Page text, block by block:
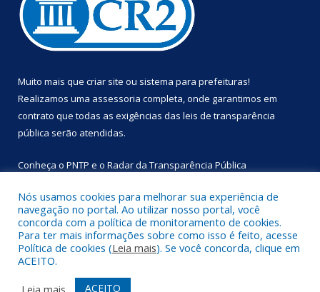
Muito mais que criar site ou sistema para prefeituras!
Realizamos uma assessoria completa, onde garantimos em
contrato que todas as exigências das leis de transparência
pública serão atendidas.
Conheça o PNTP e o Radar da Transparência Pública
Todos os direitos reservados a Prefeitura Municipal de
Primavera.
Mapa do Site Acessar Área Administrativa
Nós usamos cookies para melhorar sua experiência de
navegação no portal. Ao utilizar nosso portal, você
concorda com a política de monitoramento de cookies.
Para ter mais informações sobre como isso é feito, acesse
Política de cookies (Leia mais). Se você concorda, clique em
ACEITO.
Leia mais
ACEITO